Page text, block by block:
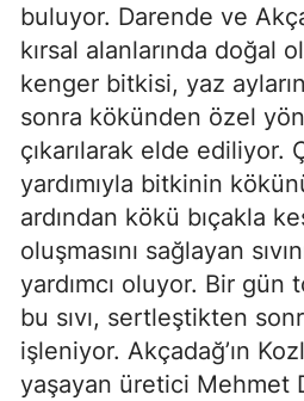
buluyor. Darende ve
kırsal alanlarında doğal
kenger bitkisi, yaz
sonra kökünden özel
çıkarılarak elde ediliyor.
yardımıyla bitkinin
ardından kökü bıçakla
oluşmasını sağlayan
yardımcı oluyor. Bir
bu sıvı, sertleştikten
işleniyor. Akçadağ’ın
yaşayan üretici Mehmet